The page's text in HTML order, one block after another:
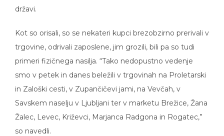
državi.
Kot so orisali, so se nekateri kupci brezobzirno prerivali v
trgovine, odrivali zaposlene, jim grozili, bili pa so tudi
primeri fizičnega nasilja. “Tako nedopustno vedenje
smo v petek in danes beležili v trgovinah na Proletarski
in Zaloški cesti, v Zupančičevi jami, na Vevčah, v
Savskem naselju v Ljubljani ter v marketu Brežice, Žana
Žalec, Levec, Križevci, Marjanca Radgona in Rogatec,”
so navedli.